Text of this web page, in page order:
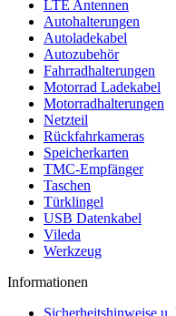
LTE Antennen
Autohalterungen
Autoladekabel
Autozubehör
Fahrradhalterungen
Motorrad Ladekabel
Motorradhalterungen
Netzteil
Rückfahrkameras
Speicherkarten
TMC-Empfänger
Taschen
Türklingel
USB Datenkabel
Vileda
Werkzeug
Informationen
Sicherheitshinweise